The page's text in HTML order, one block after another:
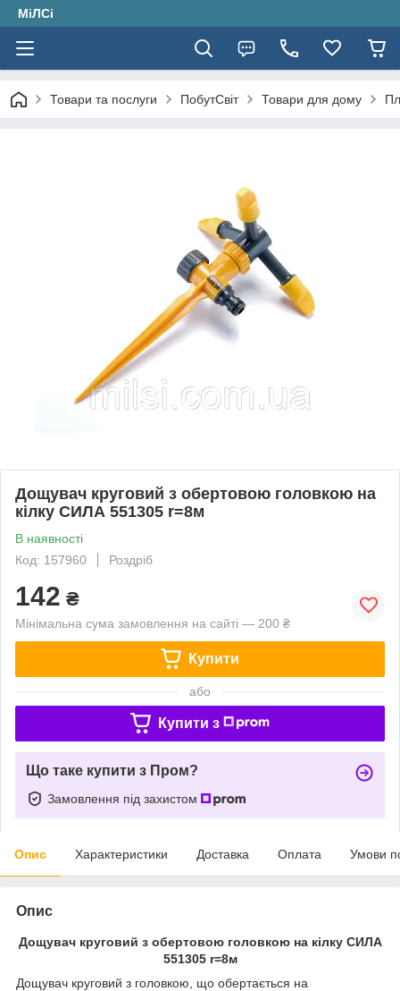
МіЛСі
Товари та послуги ПобутСвіт Товари для дому
Дощувач круговий з обертовою головкою на
кілку СИЛА 551305 r=8м
В наявності
Код: 157960
Роздріб
142 ₴
Мінімальна сума замовлення на сайті — 200 ₴
Купити
або
Купити з
Що таке купити з Пром?
Замовлення під захистом
Опис Характеристики Доставка Оплата Умови
Опис
Дощувач круговий з обертовою головкою на кілку СИЛА
551305 r=8м
Дощувач круговий з головкою, що обертається на